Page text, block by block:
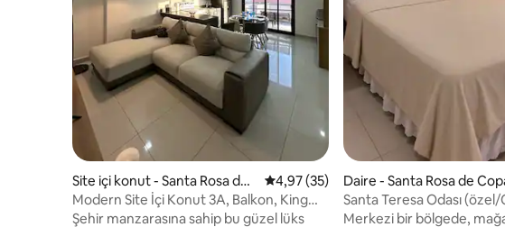
Site içi konut - Santa Rosa de
Copán
5 üzerinden ortalama 4,97 puan, 35
4,97 (35)
Modern Site İçi Konut 3A, Balkon, King
Boy Yatak, Wifi ve Klima
Şehir manzarasına sahip bu güzel lüks
Daire - Santa Rosa de
Santa Teresa Odası (özel/
Merkezi bir bölgede,